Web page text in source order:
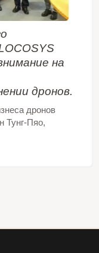
на
дронов.
дронов
Тунг-Пяо,